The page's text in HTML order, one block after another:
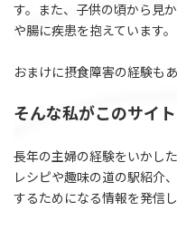
す。また、子供の頃から見
や腸に疾患を抱えています。
おまけに摂食障害の経験もあ
そんな私がこのサイ
長年の主婦の経験をいかし
レシピや趣味の道の駅紹介
するためになる情報を発信し